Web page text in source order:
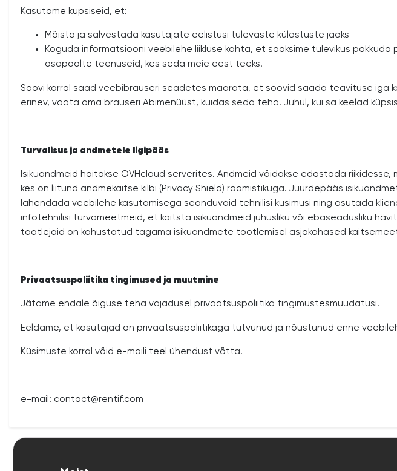
Kasutame küpsiseid, et:
Mõista ja salvestada kasutajate eelistusi tulevaste külastuste jaoks
Koguda informatsiooni veebilehe liikluse kohta, et saaksime tulevikus
osapoolte teenuseid, kes seda meie eest teeks.
Soovi korral saad veebibrauseri seadetes määrata, et soovid saada teavituse iga
erinev, vaata oma brauseri Abimenüüst, kuidas seda teha. Juhul, kui sa keelad
Turvalisus ja andmetele ligipääs
Isikuandmeid hoitakse OVHcloud serverites. Andmeid võidakse edastada
kes on liitund andmekaitse kilbi (Privacy Shield) raamistikuga. Juurdepääs
lahendada veebilehe kasutamisega seonduvaid tehnilisi küsimusi ning osutada
infotehnilisi turvameetmeid, et kaitsta isikuandmeid juhusliku või ebaseadusliku
töötlejaid on kohustatud tagama isikuandmete töötlemisel asjakohased
Privaatsuspoliitika tingimused ja muutmine
Jätame endale õiguse teha vajadusel privaatsuspoliitika tingimustesmuudatusi.
Eeldame, et kasutajad on privaatsuspoliitikaga tutvunud ja nõustunud enne
Küsimuste korral võid e-maili teel ühendust võtta.
e-mail: contact@rentif.com